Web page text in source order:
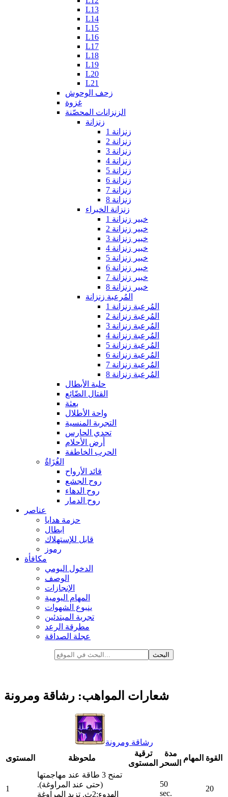
L13
L14
L15
L16
L17
L18
L19
L20
L21
زحف الوحوش
غزوة
الزنزانات المحصّنة
زنزانة
زنزانة 1
زنزانة 2
زنزانة 3
زنزانة 4
زنزانة 5
زنزانة 6
زنزانة 7
زنزانة 8
زنزانة الخبراء
خبير زنزانة 1
خبير زنزانة 2
خبير زنزانة 3
خبير زنزانة 4
خبير زنزانة 5
خبير زنزانة 6
خبير زنزانة 7
خبير زنزانة 8
المُرعبة زنزانة
المُرعبة زنزانة 1
المُرعبة زنزانة 2
المُرعبة زنزانة 3
المُرعبة زنزانة 4
المُرعبة زنزانة 5
المُرعبة زنزانة 6
المُرعبة زنزانة 7
المُرعبة زنزانة 8
حلبة الأبطال
القتال الضّائع
بعثة
واحة الأطلال
التجربة المنسية
تحدي الحارس
أرض الأحلام
الحرب الخاطفة
الغُزَاةٌ
قائد الأرواح
روح الجشع
روح الدهاء
روح الدمار
عناصر
حزمة هدايا
ابطال
قابل للإستهلاك
رموز
مكافأة
الدخول اليومي
الوصف
الإنجازات
المهام اليومية
ينبوع الشهوات
تجربة المبتدئين
مطرقة الرعد
عجلة الصداقة
شعارات المواهب: رشاقة ومرونة
رشاقة ومرونة
المستوى
ملحوظة
ترقية
المستوى
مدة
السحر
المهام القوة
1
تمنح 3 طاقة عند مهاجمتها
(حتى عند المراوغة).
الهدوء:2ث. تزيد المراوغة
50
sec.
20